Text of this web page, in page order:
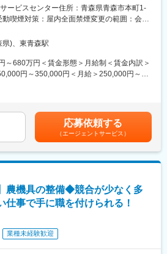
ものや対応事項等の処理
間で、基本定時退社です。
ります。前半2週間で会社理解、後半2週間
システム、倉庫の荷物の出し入れを学んで
ャッチアップしやすい環境です。
ころから、先輩社員との同行も並行して経
業トークなどのノウハウを学んでいただき
主任→副所長→所長と昇格をしてきます。
成績などの結果のみならず過程を重視して
で所長等、スピード昇格を遂げた社員もお
める業務
して、医療機器の据付・保守・修理等を行
客様である医療機関の方々と的確なコミュ
誠実な対応を行うことで、信頼関係を構築
としての知識・能力のみならず、コミュニ
調整・取扱い説明）
検契約）
い部品等の交換）
線撮影装置、超音波診断装置、骨密度測定
ービスセンター住所：青森県青森市本町1-
喫煙対策：屋内全面禁煙変更の範囲：会社
ートワーク含む）
)、東青森駅
～680万円＜賃金形態＞月給制＜賃金内訳＞
円～350,000円＜月給＞250,000円～
下する可能性があります。月給(月額)は固定手
応募依頼する
（エージェントサービス）
農機具の整備◆競合が少なく多
仕事で手に職を付けられる！
業種未経験歓迎